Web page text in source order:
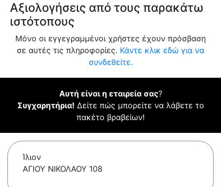
Αξιολογήσεις από τους παρακάτω
ιστότοπους
Μόνο οι εγγεγραμμένοι χρήστες έχουν πρόσβαση
σε αυτές τις πληροφορίες. Κάντε κλικ εδώ για να
συνδεθείτε.
Αυτή είναι η εταιρεία σας?
Συγχαρητήρια! Δείτε πώς μπορείτε να λάβετε το
πακέτο βραβείων!
Ίλιον
ΑΓΙΟΥ ΝΙΚΟΛΑΟΥ 108